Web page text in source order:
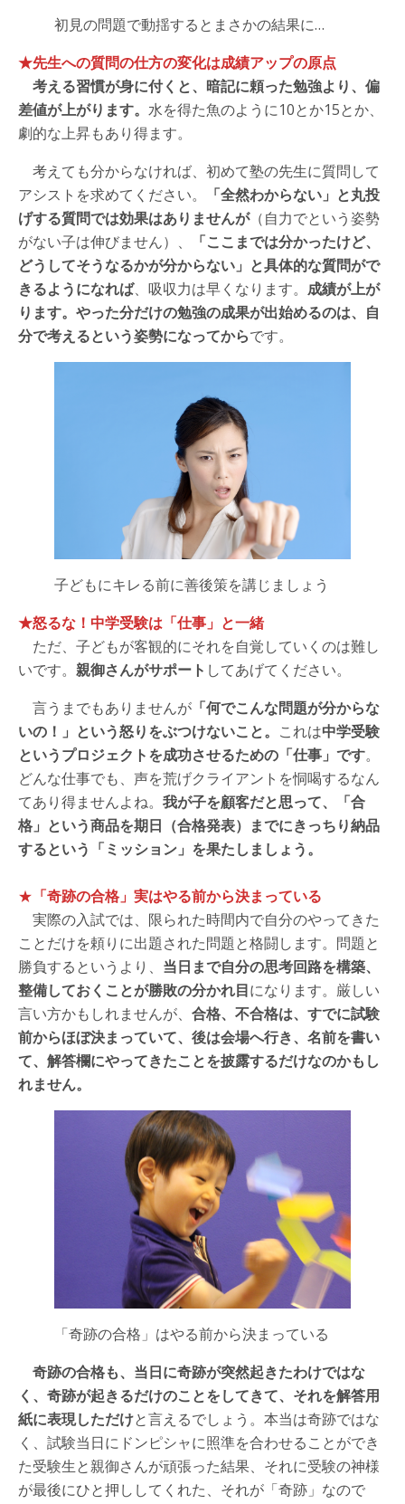
初見の問題で動揺するとまさかの結果に…
★先生への質問の仕方の変化は成績アップの原点
考える習慣が身に付くと、暗記に頼った勉強より、偏
差値が上がります。 水を得た魚のように10とか15とか、
劇的な上昇もあり得ます。
考えても分からなければ、初めて塾の先生に質問して
アシストを求めてください。
「全然わからない」と丸投
げする質問では効果はありませんが（自力でという姿勢
がない子は伸びません）、
「ここまでは分かったけど、
どうしてそうなるかが分からない」と具体的な質問がで
きるようになれば、吸収力は早くなります。 成績が上が
ります。やった分だけの勉強の成果が出始めるのは、自
分で考えるという姿勢になってからです。
子どもにキレる前に善後策を講じましょう
★怒るな！中学受験は「仕事」と一緒
ただ、子どもが客観的にそれを自覚していくのは難し
いです。 親御さんがサポート してあげてください。
言うまでもありませんが 「何でこんな問題が分からな
いの！」という怒りをぶつけないこと。 これは中学受験
というプロジェクトを成功させるための「仕事」です。
どんな仕事でも、声を荒げクライアントを恫喝するなん
てあり得ませんよね。 我が子を顧客だと思って、「合
格」という商品を期日（合格発表）までにきっちり納品
するという「ミッション」を果たしましょう。
★ 「奇跡の合格」実はやる前から決まっている
実際の入試では、限られた時間内で自分のやってきた
ことだけを頼りに出題された問題と格闘します。問題と
勝負するというより、 当日まで自分の思考回路を構築、
整備しておくことが勝敗の分かれ目になります。厳しい
言い方かもしれませんが、 合格、不合格は、すでに試験
前からほぼ決まっていて、後は会場へ行き、名前を書い
て、解答欄にやってきたことを披露するだけなのかもし
れません。
「奇跡の合格」はやる前から決まっている
奇跡の合格も、当日に奇跡が突然起きたわけではな
く、奇跡が起きるだけのことをしてきて、それを解答用
紙に表現しただけと言えるでしょう。本当は奇跡ではな
く、試験当日にドンピシャに照準を合わせることができ
た受験生と親御さんが頑張った結果、それに受験の神様
が最後にひと押ししてくれた、それが「奇跡」なので